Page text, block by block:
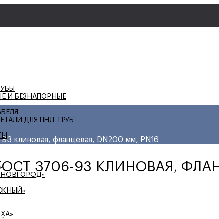
И БЕЗНАПОРНЫЕ
ДЛЯ ПНД ТРУБ
клиновая, фланцевая, DN200 мм, PN16
3706-93 КЛИНОВАЯ,